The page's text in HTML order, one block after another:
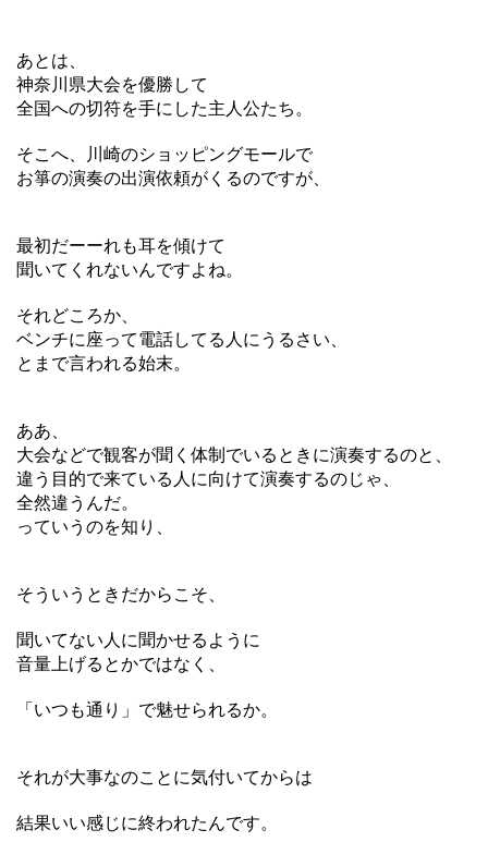
あとは、
神奈川県大会を優勝して
全国への切符を手にした主人公たち。
そこへ、川崎のショッピングモールで
お箏の演奏の出演依頼がくるのですが、
最初だーーれも耳を傾けて
聞いてくれないんですよね。
それどころか、
ベンチに座って電話してる人にうるさい、
とまで言われる始末。
ああ、
大会などで観客が聞く体制でいるときに演奏するのと、
違う目的で来ている人に向けて演奏するのじゃ、
全然違うんだ。
っていうのを知り、
そういうときだからこそ、
聞いてない人に聞かせるように
音量上げるとかではなく、
「いつも通り」で魅せられるか。
それが大事なのことに気付いてからは
結果いい感じに終われたんです。